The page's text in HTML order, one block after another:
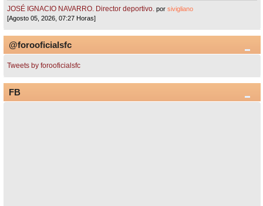
JOSÉ IGNACIO NAVARRO. Director deportivo. porsivigliano
[Agosto 05, 2026, 07:27 Horas]
@forooficialsfc
Tweets by forooficialsfc
FB